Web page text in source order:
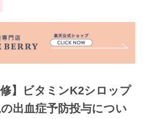
修】ビタミンK2シロップ
出血症予防投与につい